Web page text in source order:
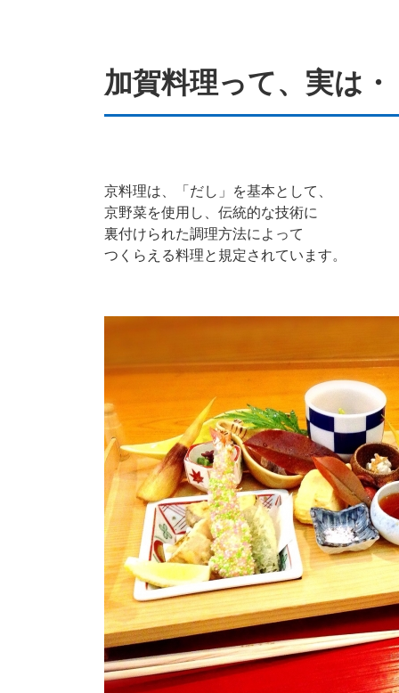
加賀料理って、実は
京料理は、「だし」を基本として、
京野菜を使用し、 伝統的な技術に
裏付けられた調理方法に よって
つくらえる料理と規定されています。